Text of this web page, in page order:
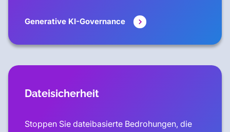
Generative KI-Governance
Dateisicherheit
Stoppen Sie dateibasierte Bedrohungen, die